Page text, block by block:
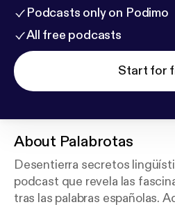
Podcasts only on Podimo
All free podcasts
Start for
About Palabrotas
Desentierra secretos
podcast que revela las
tras las palabras españolas.